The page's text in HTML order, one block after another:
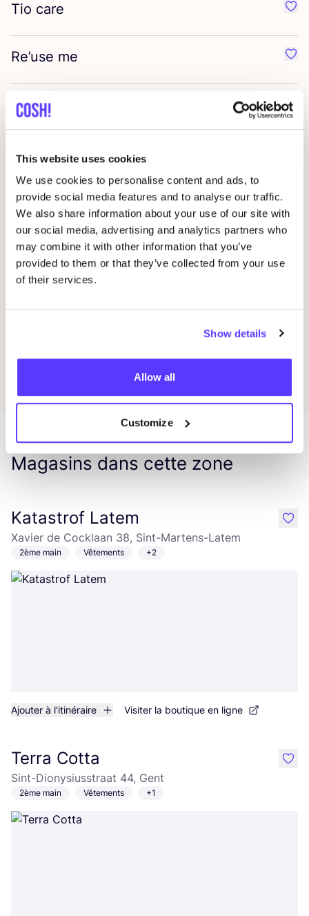
This website uses cookies
We use cookies to personalise content and ads, to
provide social media features and to analyse our traffic.
We also share information about your use of our site with
our social media, advertising and analytics partners who
may combine it with other information that you’ve
provided to them or that they’ve collected from your use
of their services.
Show details
Allow all
Customize
Tio care
Re’use me
Tiffin
Chéry Faso
LastObject
Zeperij
Magasins dans cette zone
Katastrof Latem
Xavier de Cocklaan 38, Sint-Martens-Latem
2ème main Vêtements +2
Ajouter à l'itinéraire Visiter la boutique en ligne
like
Terra Cotta
Sint-Dionysiusstraat 44, Gent
2ème main Vêtements +1
like